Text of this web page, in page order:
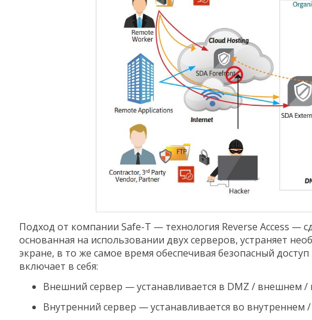
Подход от компании Safe-T — технология Reverse Access —
основанная на использовании двух серверов, устраняет
экране, в то же самое время обеспечивая безопасный
включает в себя:
Внешний сервер — устанавливается в DMZ / внешнем
Внутренний сервер — устанавливается во внутреннем